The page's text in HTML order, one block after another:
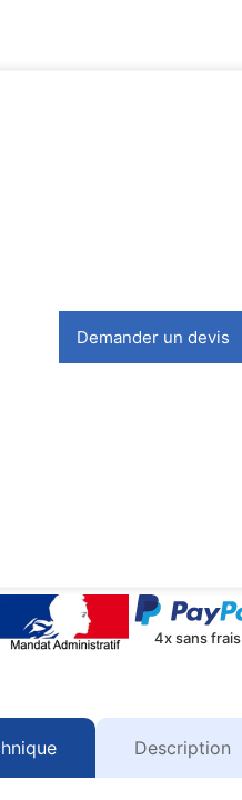
Demander un devis
4x sans frais
Description